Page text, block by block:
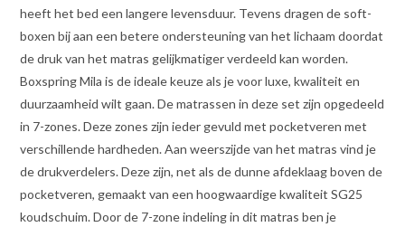
heeft het bed een langere levensduur. Tevens dragen de soft-
boxen bij aan een betere ondersteuning van het lichaam doordat
de druk van het matras gelijkmatiger verdeeld kan worden.
Boxspring Mila is de ideale keuze als je voor luxe, kwaliteit en
duurzaamheid wilt gaan. De matrassen in deze set zijn opgedeeld
in 7-zones. Deze zones zijn ieder gevuld met pocketveren met
verschillende hardheden. Aan weerszijde van het matras vind je
de drukverdelers. Deze zijn, net als de dunne afdeklaag boven de
pocketveren, gemaakt van een hoogwaardige kwaliteit SG25
koudschuim. Door de 7-zone indeling in dit matras ben je